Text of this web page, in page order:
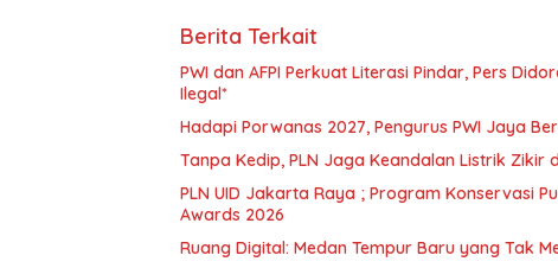
Berita Terkait
PWI dan AFPI Perkuat Literasi Pindar, Pers
Ilegal*
Hadapi Porwanas 2027, Pengurus PWI Jaya
Tanpa Kedip, PLN Jaga Keandalan Listrik Zikir
PLN UID Jakarta Raya ; Program Konservasi
Awards 2026
Ruang Digital: Medan Tempur Baru yang Tak